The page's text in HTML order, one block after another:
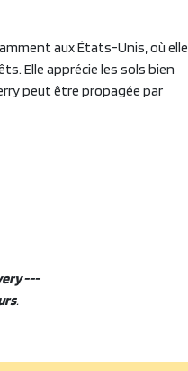
aux États-Unis, où elle
Elle apprécie les sols bien
peut être propagée par
---
.